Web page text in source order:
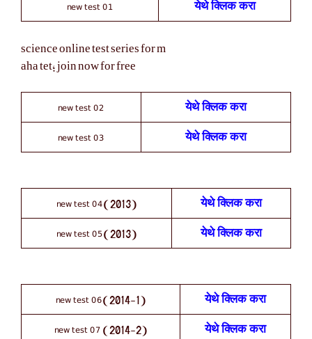
new test 01 येथे क्लिक करा
science online test series for m
aha tet; join now for free
new test 02 येथे क्लिक करा
new test 03 येथे क्लिक करा
new test 04(2013) येथे क्लिक करा
new test 05(2013) येथे क्लिक करा
new test 06(2014-1) येथे क्लिक करा
new test 07 (2014-2) येथे क्लिक करा